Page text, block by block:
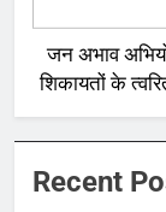
जन अभाव
शिकायतों के
Recent